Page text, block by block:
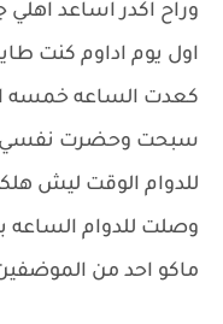
وراح اكدر اساعد
اول يوم اداوم كنت
كعدت الساعه خمسه
سبحت وحضرت نفسي
للدوام الوقت ليش
وصلت للدوام الساعه
ماكو احد من